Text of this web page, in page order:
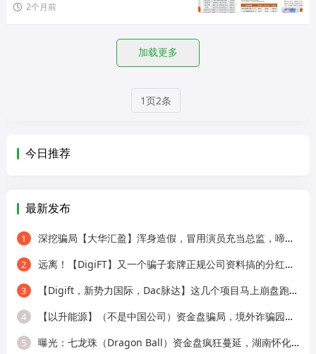
2个月前
加载更多
1页2条
今日推荐
最新发布
1 深挖骗局【大华汇盈】浑身造假，冒用演员充当总监，啼笑皆非！
2 远离！【DigiFT】又一个骗子套牌正规公司资料搞的分红类资金盘骗局！
3 【Digift，新势力国际，Dac脉达】这几个项目马上崩盘跑路，别再被骗了！
4 【以升能源】（不是中国公司）资金盘骗局，境外诈骗园区所开，单割会员，即
5 曝光：七龙珠（Dragon Ball）资金盘疯狂蔓延，湖南怀化、新化已成高危重灾区，